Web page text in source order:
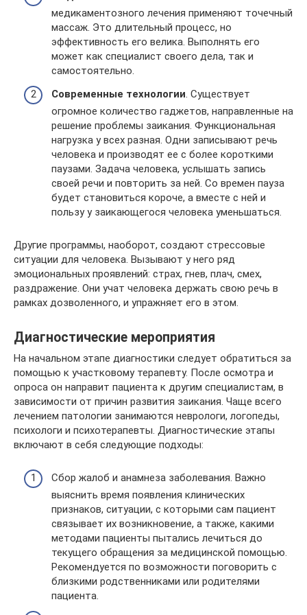
медикаментозного лечения применяют точечный
массаж. Это длительный процесс, но
эффективность его велика. Выполнять его
может как специалист своего дела, так и
самостоятельно.
Современные технологии. Существует
огромное количество гаджетов, направленные на
решение проблемы заикания. Функциональная
нагрузка у всех разная. Одни записывают речь
человека и производят ее с более короткими
паузами. Задача человека, услышать запись
своей речи и повторить за ней. Со времен пауза
будет становиться короче, а вместе с ней и
пользу у заикающегося человека уменьшаться.
Другие программы, наоборот, создают стрессовые
ситуации для человека. Вызывают у него ряд
эмоциональных проявлений: страх, гнев, плач, смех,
раздражение. Они учат человека держать свою речь в
рамках дозволенного, и упражняет его в этом.
Диагностические мероприятия
На начальном этапе диагностики следует обратиться за
помощью к участковому терапевту. После осмотра и
опроса он направит пациента к другим специалистам, в
зависимости от причин развития заикания. Чаще всего
лечением патологии занимаются неврологи, логопеды,
психологи и психотерапевты. Диагностические этапы
включают в себя следующие подходы:
Сбор жалоб и анамнеза заболевания. Важно
выяснить время появления клинических
признаков, ситуации, с которыми сам пациент
связывает их возникновение, а также, какими
методами пациенты пытались лечиться до
текущего обращения за медицинской помощью.
Рекомендуется по возможности поговорить с
близкими родственниками или родителями
пациента.